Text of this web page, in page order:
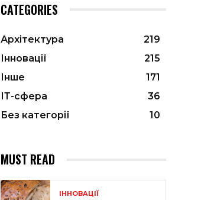
CATEGORIES
Архітектура
219
Інновації
215
Інше
171
ІТ-сфера
36
Без категорії
10
MUST READ
ІННОВАЦІЇ